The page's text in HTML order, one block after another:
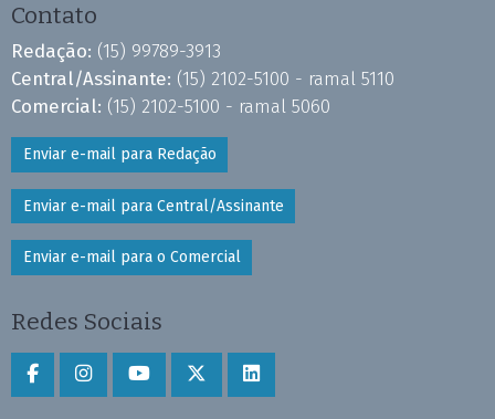
Contato
Redação: (15) 99789-3913
Central/Assinante: (15) 2102-5100 - ramal 5110
Comercial: (15) 2102-5100 - ramal 5060
Enviar e-mail para Redação
Enviar e-mail para Central/Assinante
Enviar e-mail para o Comercial
Redes Sociais